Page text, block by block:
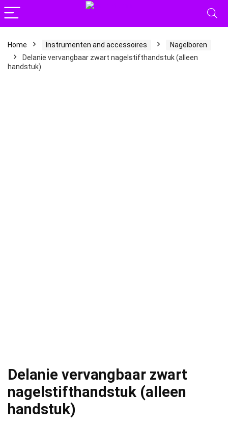
Home Instrumenten and accessoires
Nagelboren
Delanie vervangbaar zwart nagelstifthandstuk (alleen
handstuk)
Delanie vervangbaar zwart
nagelstifthandstuk (alleen
handstuk)